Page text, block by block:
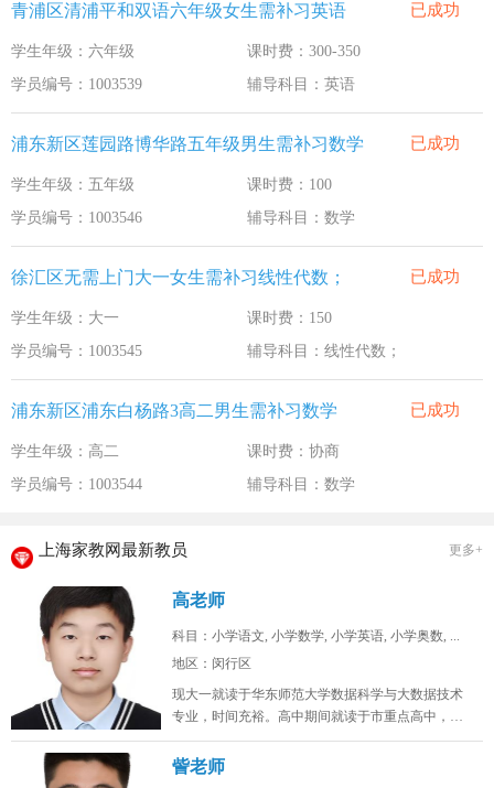
青浦区清浦平和双语六年级女生需补习英语 已成功
学生年级：六年级
课时费：300-350
学员编号：1003539
辅导科目：英语
浦东新区莲园路博华路五年级男生需补习数学 已成功
学生年级：五年级
课时费：100
学员编号：1003546
辅导科目：数学
徐汇区无需上门大一女生需补习线性代数； 已成功
学生年级：大一
课时费：150
学员编号：1003545
辅导科目：线性代数；
浦东新区浦东白杨路3高二男生需补习数学 已成功
学生年级：高二
课时费：协商
学员编号：1003544
辅导科目：数学
上海家教网最新教员 更多+
高老师
科目：小学语文, 小学数学, 小学英语, 小学奥数, ...
地区：闵行区
现大一就读于华东师范大学数据科学与大数据技术
专业，时间充裕。高中期间就读于市重点高中，总
分常年保持在年极段A+水平，数学...
訾老师